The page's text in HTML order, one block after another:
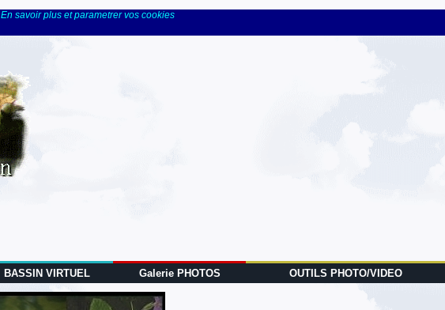
En savoir plus et parametrer vos cookies
BASSIN VIRTUEL Galerie PHOTOS OUTILS PHOTO/VIDEO